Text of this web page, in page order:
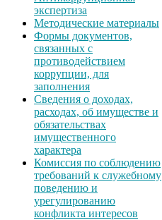
экспертиза
Методические материалы
Формы документов,
связанных с
противодействием
коррупции, для
заполнения
Сведения о доходах,
расходах, об имуществе и
обязательствах
имущественного
характера
Комиссия по соблюдению
требований к служебному
поведению и
урегулированию
конфликта интересов